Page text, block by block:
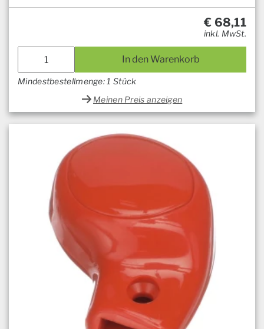
€ 68,11
inkl. MwSt.
In den Warenkorb
Mindestbestellmenge: 1 Stück
Meinen Preis anzeigen